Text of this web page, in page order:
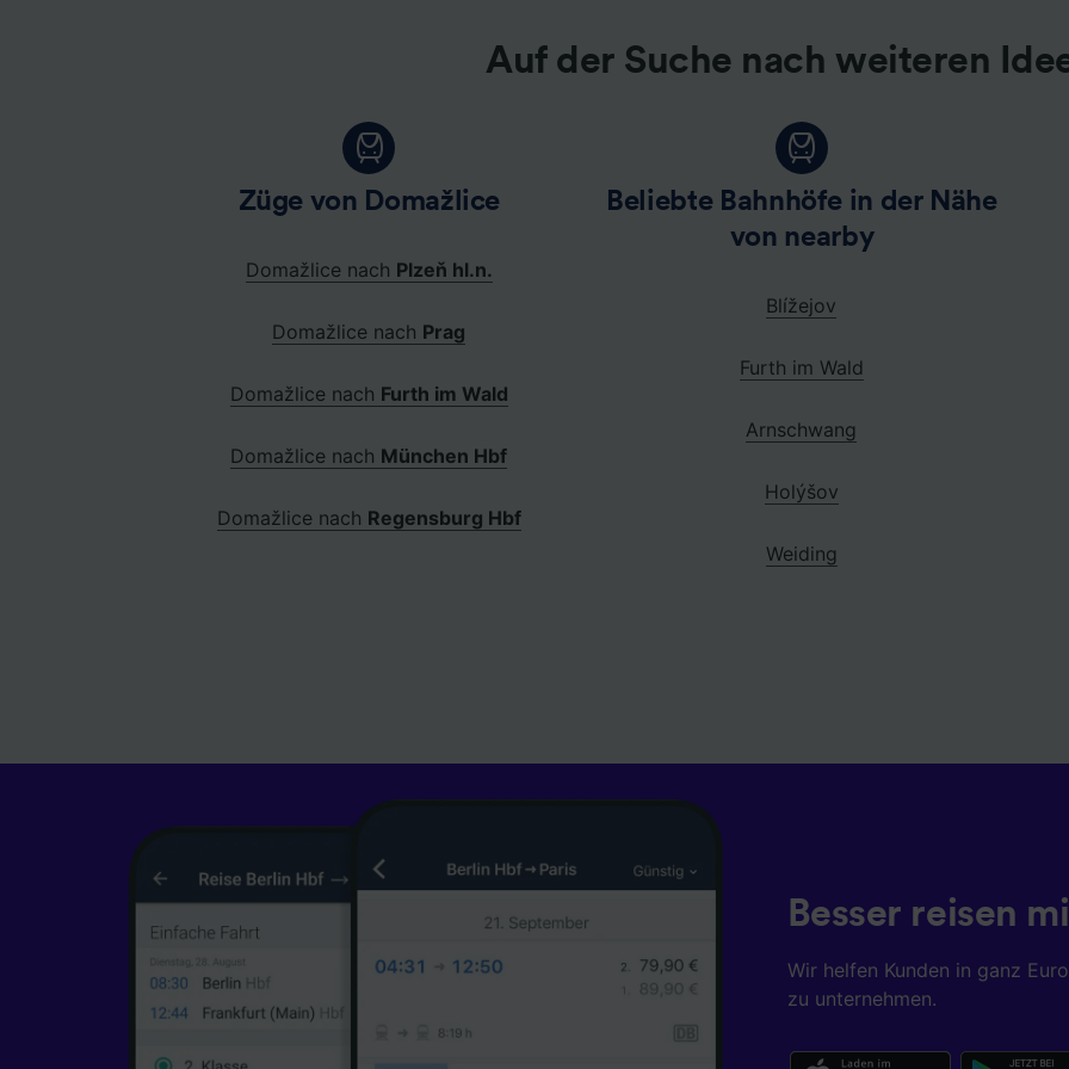
Auf der Suche nach weiteren
Züge von Domažlice
Domažlice nach Plzeň hl.n.
Domažlice nach Prag
Domažlice nach Furth im Wald
Domažlice nach München Hbf
Domažlice nach Regensburg Hbf
Beliebte Bahnhöfe in der Nähe
von nearby
Blížejov
Furth im Wald
Arnschwang
Holýšov
Weiding
Besser reisen
Wir helfen Kunden in ganz
zu unternehmen.